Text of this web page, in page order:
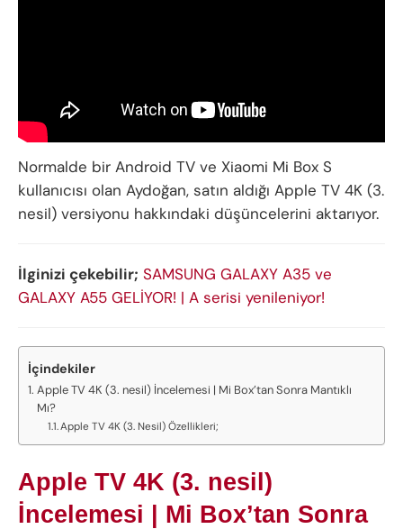
Normalde bir Android TV ve Xiaomi Mi Box S
kullanıcısı olan Aydoğan, satın aldığı Apple TV 4K (3.
nesil) versiyonu hakkındaki düşüncelerini aktarıyor.
İlginizi çekebilir; SAMSUNG GALAXY A35 ve
GALAXY A55 GELİYOR! | A serisi yenileniyor!
İçindekiler
Apple TV 4K (3. nesil) İncelemesi | Mi Box’tan Sonra Mantıklı
Mı?
Apple TV 4K (3. Nesil) Özellikleri;
Apple TV 4K (3. nesil)
İncelemesi | Mi Box’tan Sonra